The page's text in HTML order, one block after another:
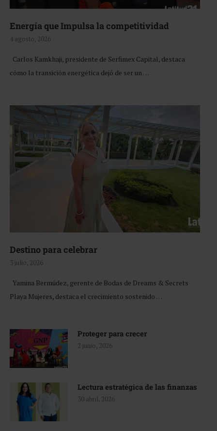
Energía que Impulsa la competitividad
4 agosto, 2026
Carlos Kamkhaji, presidente de Serfimex Capital, destaca
cómo la transición energética dejó de ser un …
Destino para celebrar
3 julio, 2026
Yamina Bermúdez, gerente de Bodas de Dreams & Secrets
Playa Mujeres, destaca el crecimiento sostenido …
Proteger para crecer
2 junio, 2026
Lectura estratégica de las finanzas
30 abril, 2026